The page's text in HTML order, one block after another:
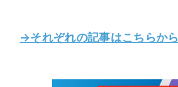
→それぞれの記事はこちらから